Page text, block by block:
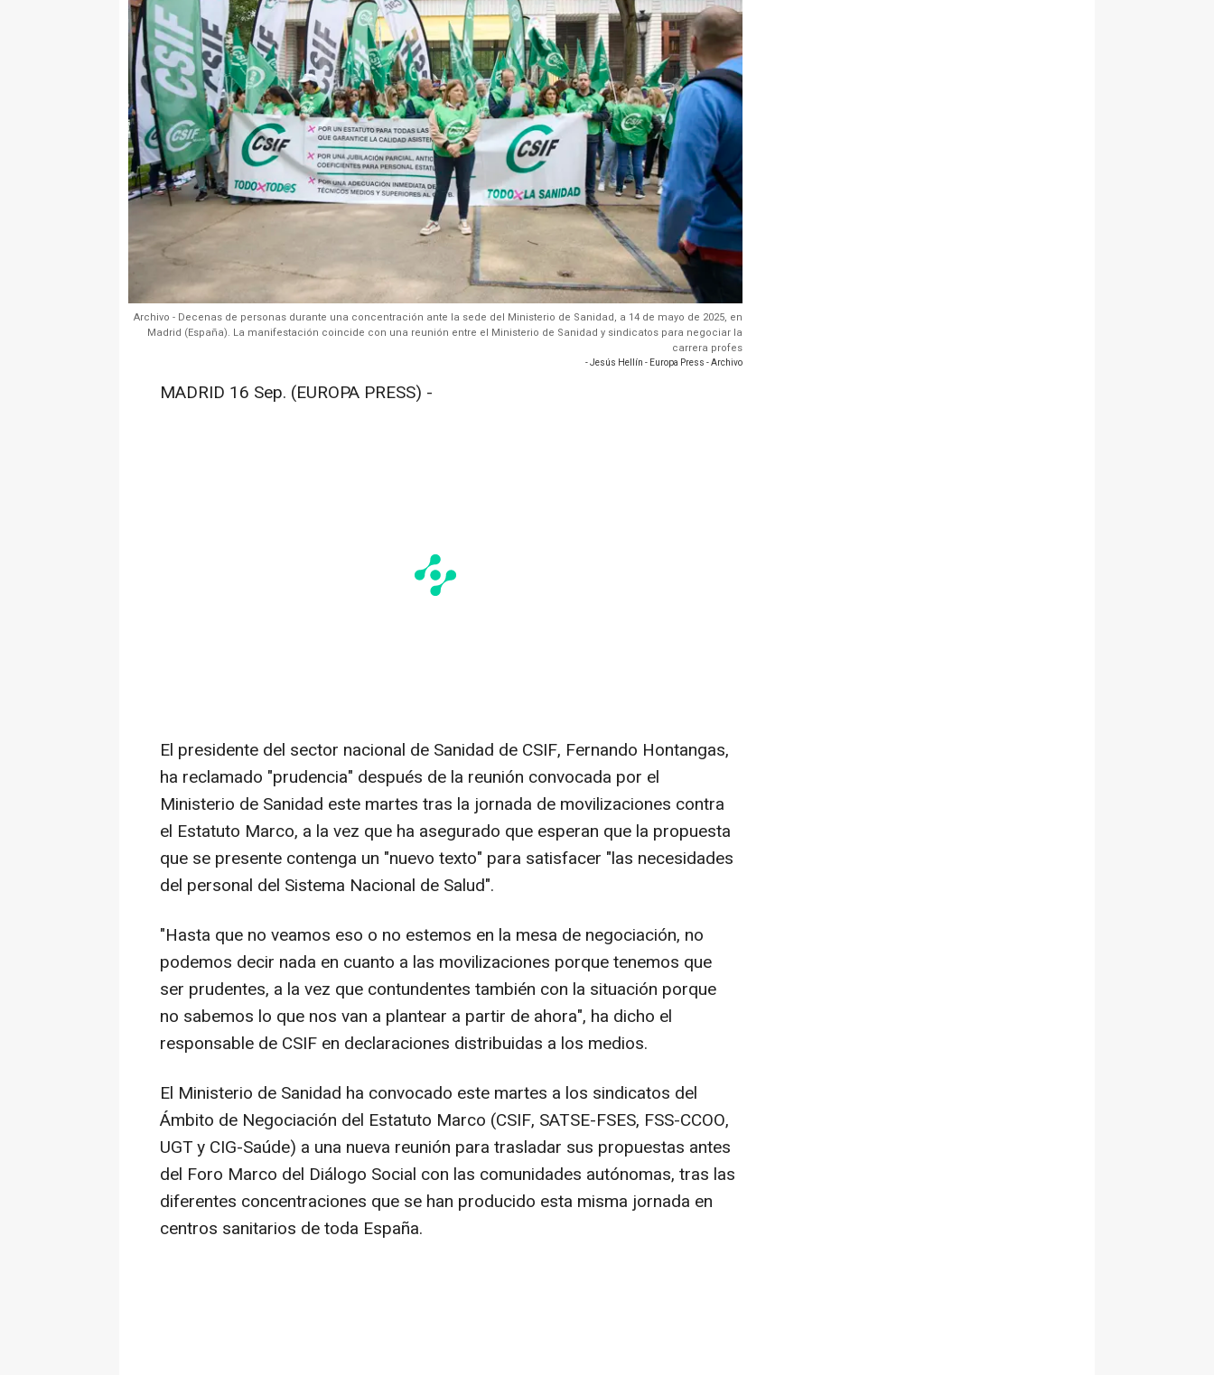
Archivo - Decenas de personas durante una concentración ante la sede del Ministerio de Sanidad, a 14 de mayo de 2025, en
Madrid (España). La manifestación coincide con una reunión entre el Ministerio de Sanidad y sindicatos para negociar la
carrera profes
- Jesús Hellín - Europa Press - Archivo
MADRID 16 Sep. (EUROPA PRESS) -
El presidente del sector nacional de Sanidad de CSIF, Fernando Hontangas,
ha reclamado "prudencia" después de la reunión convocada por el
Ministerio de Sanidad este martes tras la jornada de movilizaciones contra
el Estatuto Marco, a la vez que ha asegurado que esperan que la propuesta
que se presente contenga un "nuevo texto" para satisfacer "las necesidades
del personal del Sistema Nacional de Salud".
"Hasta que no veamos eso o no estemos en la mesa de negociación, no
podemos decir nada en cuanto a las movilizaciones porque tenemos que
ser prudentes, a la vez que contundentes también con la situación porque
no sabemos lo que nos van a plantear a partir de ahora", ha dicho el
responsable de CSIF en declaraciones distribuidas a los medios.
El Ministerio de Sanidad ha convocado este martes a los sindicatos del
Ámbito de Negociación del Estatuto Marco (CSIF, SATSE-FSES, FSS-CCOO,
UGT y CIG-Saúde) a una nueva reunión para trasladar sus propuestas antes
del Foro Marco del Diálogo Social con las comunidades autónomas, tras las
diferentes concentraciones que se han producido esta misma jornada en
centros sanitarios de toda España.